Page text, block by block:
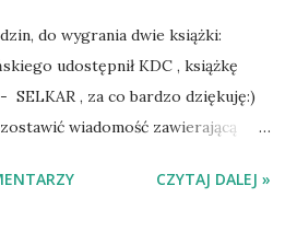
do wygrania dwie książki:
udostępnił KDC , książkę
SELKAR , za co bardzo dziękuję:)
wiadomość zawierającą
w niedzielę o 8:00. Zapraszam
CZYTAJ DALEJ »